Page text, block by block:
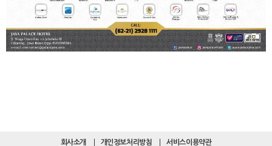
회사소개 개인정보처리방침 서비스이용약관